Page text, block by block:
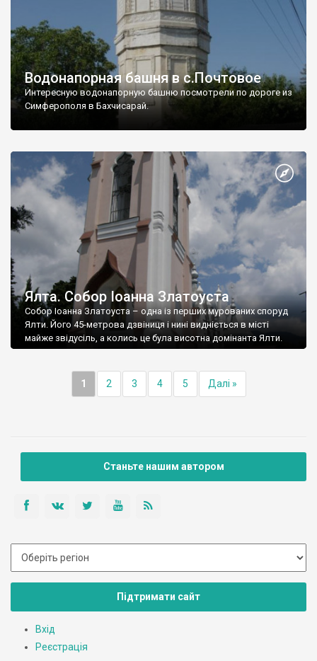
Водонапорная башня в с.Почтовое
Интересную водонапорную башню посмотрели по дороге из
Симферополя в Бахчисарай.
Ялта. Собор Іоанна Златоуста
Собор Іоанна Златоуста – одна із перших мурованих споруд
Ялти. Його 45-метрова дзвіниця і нині видніється в місті
майже звідусіль, а колись це була висотна домінанта Ялти.
1 2 3 4 5 Далі »
Станьте нашим автором
Підтримати сайт
Вхід
Реєстрація